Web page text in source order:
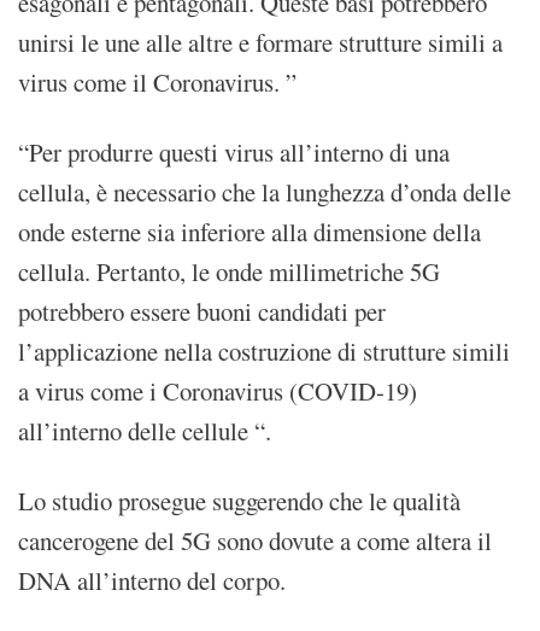
unirsi le une alle altre e formare strutture simili a
virus come il Coronavirus. ”
“Per produrre questi virus all’interno di una
cellula, è necessario che la lunghezza d’onda delle
onde esterne sia inferiore alla dimensione della
cellula. Pertanto, le onde millimetriche 5G
potrebbero essere buoni candidati per
l’applicazione nella costruzione di strutture simili
a virus come i Coronavirus (COVID-19)
all’interno delle cellule “.
Lo studio prosegue suggerendo che le qualità
cancerogene del 5G sono dovute a come altera il
DNA all’interno del corpo.